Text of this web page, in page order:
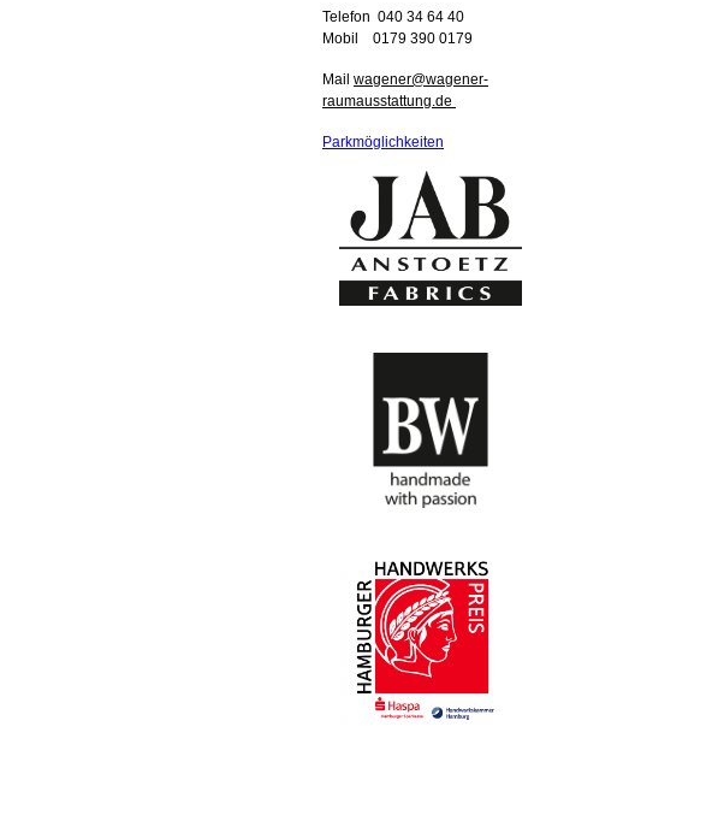
Telefon 040 34 64 40
Mobil 0179 390 0179
Mail wagener@wagener-
raumausstattung.de
Parkmöglichkeiten